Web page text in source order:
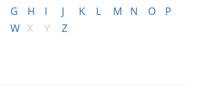
G H I J K L M N O
P
W X Y Z